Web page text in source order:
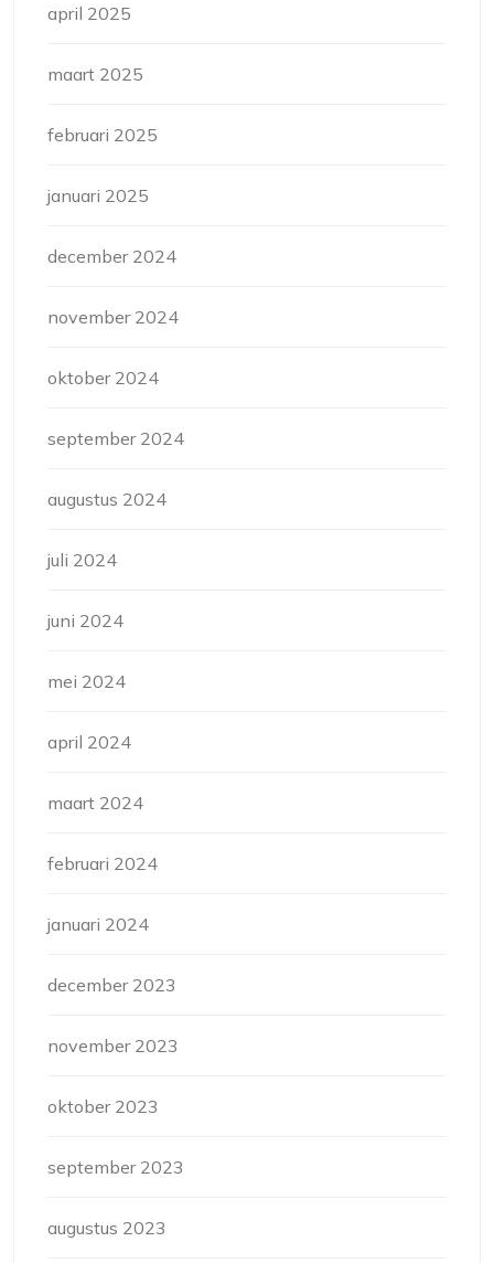
april 2025
maart 2025
februari 2025
januari 2025
december 2024
november 2024
oktober 2024
september 2024
augustus 2024
juli 2024
juni 2024
mei 2024
april 2024
maart 2024
februari 2024
januari 2024
december 2023
november 2023
oktober 2023
september 2023
augustus 2023